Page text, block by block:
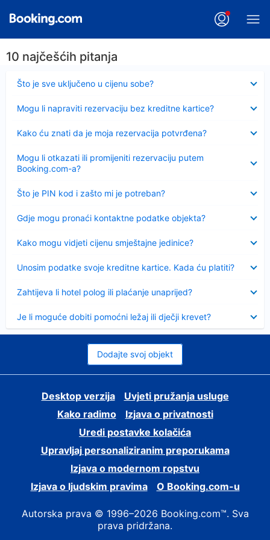
10 najčešćih pitanja
Što je sve uključeno u cijenu sobe?
Sažeto
Mogu li napraviti rezervaciju bez kreditne kartice?
Kako ću znati da je moja rezervacija potvrđena?
Mogu li otkazati ili promijeniti rezervaciju putem
Booking.com-a?
Što je PIN kod i zašto mi je potreban?
Sažeto
Gdje mogu pronaći kontaktne podatke objekta?
Kako mogu vidjeti cijenu smještajne jedinice?
Unosim podatke svoje kreditne kartice. Kada ću platiti?
Zahtijeva li hotel polog ili plaćanje unaprijed?
Je li moguće dobiti pomoćni ležaj ili dječji krevet?
Dodajte svoj objekt
Desktop verzija
Uvjeti pružanja usluge
Kako radimo
Izjava o privatnosti
Uredi postavke kolačića
Upravljaj personaliziranim preporukama
Izjava o modernom ropstvu
Izjava o ljudskim pravima
O Booking.com-u
Autorska prava © 1996–2026 Booking.com™. Sva
prava pridržana.